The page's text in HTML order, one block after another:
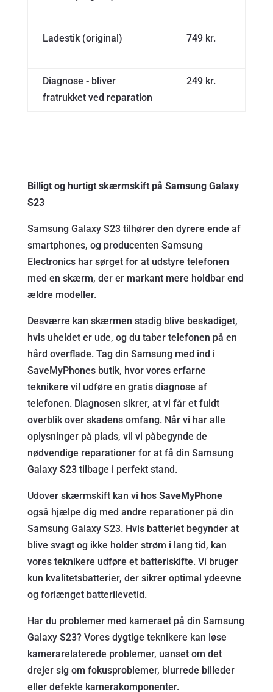
Ladestik (original) 749 kr.
Diagnose - bliver
fratrukket ved reparation
249 kr.
Billigt og hurtigt skærmskift på Samsung Galaxy
S23
Samsung Galaxy S23 tilhører den dyrere ende af
smartphones, og producenten Samsung
Electronics har sørget for at udstyre telefonen
med en skærm, der er markant mere holdbar end
ældre modeller.
Desværre kan skærmen stadig blive beskadiget,
hvis uheldet er ude, og du taber telefonen på en
hård overflade. Tag din Samsung med ind i
SaveMyPhones butik, hvor vores erfarne
teknikere vil udføre en gratis diagnose af
telefonen. Diagnosen sikrer, at vi får et fuldt
overblik over skadens omfang. Når vi har alle
oplysninger på plads, vil vi påbegynde de
nødvendige reparationer for at få din Samsung
Galaxy S23 tilbage i perfekt stand.
Udover skærmskift kan vi hos SaveMyPhone
også hjælpe dig med andre reparationer på din
Samsung Galaxy S23. Hvis batteriet begynder at
blive svagt og ikke holder strøm i lang tid, kan
vores teknikere udføre et batteriskifte. Vi bruger
kun kvalitetsbatterier, der sikrer optimal ydeevne
og forlænget batterilevetid.
Har du problemer med kameraet på din Samsung
Galaxy S23? Vores dygtige teknikere kan løse
kamerarelaterede problemer, uanset om det
drejer sig om fokusproblemer, blurrede billeder
eller defekte kamerakomponenter.